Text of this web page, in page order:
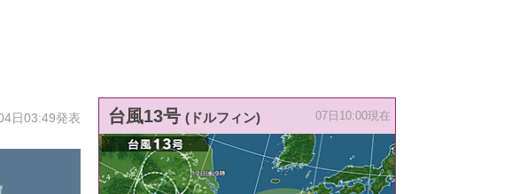
日03:49発表 台風13号 (ドルフィン) 07日10:00現在